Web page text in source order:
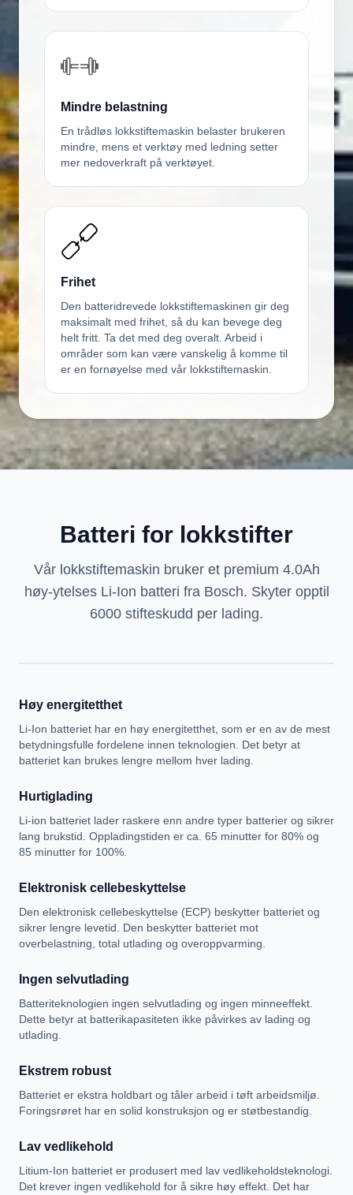
Mindre belastning
En trådløs lokkstiftemaskin belaster brukeren
mindre, mens et verktøy med ledning setter
mer nedoverkraft på verktøyet.
Frihet
Den batteridrevede lokkstiftemaskinen gir deg
maksimalt med frihet, så du kan bevege deg
helt fritt. Ta det med deg overalt. Arbeid i
områder som kan være vanskelig å komme til
er en fornøyelse med vår lokkstiftemaskin.
Batteri for lokkstifter
Vår lokkstiftemaskin bruker et premium 4.0Ah
høy-ytelses Li-Ion batteri fra Bosch. Skyter opptil
6000 stifteskudd per lading.
Høy energitetthet
Li-Ion batteriet har en høy energitetthet, som er en av de mest
betydningsfulle fordelene innen teknologien. Det betyr at
batteriet kan brukes lengre mellom hver lading.
Hurtiglading
Li-ion batteriet lader raskere enn andre typer batterier og sikrer
lang brukstid. Oppladingstiden er ca. 65 minutter for 80% og
85 minutter for 100%.
Elektronisk cellebeskyttelse
Den elektronisk cellebeskyttelse (ECP) beskytter batteriet og
sikrer lengre levetid. Den beskytter batteriet mot
overbelastning, total utlading og overoppvarming.
Ingen selvutlading
Batteriteknologien ingen selvutlading og ingen minneeffekt.
Dette betyr at batterikapasiteten ikke påvirkes av lading og
utlading.
Ekstrem robust
Batteriet er ekstra holdbart og tåler arbeid i tøft arbeidsmiljø.
Foringsrøret har en solid konstruksjon og er støtbestandig.
Lav vedlikehold
Litium-Ion batteriet er produsert med lav vedlikeholdsteknologi.
Det krever ingen vedlikehold for å sikre høy effekt. Det har